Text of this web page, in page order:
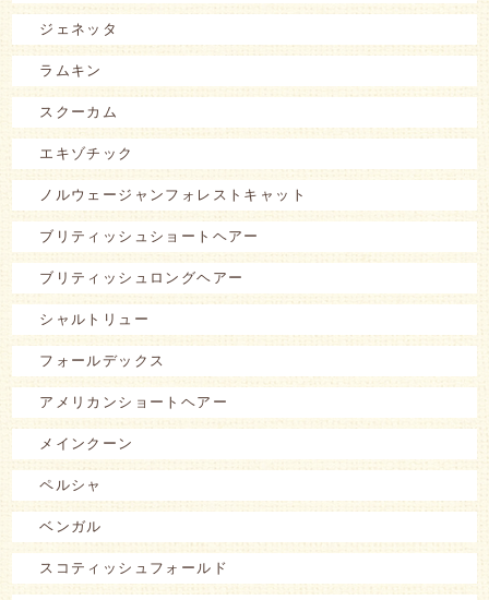
ジェネッタ
ラムキン
スクーカム
エキゾチック
ノルウェージャンフォレストキャット
ブリティッシュショートヘアー
ブリティッシュロングヘアー
シャルトリュー
フォールデックス
アメリカンショートヘアー
メインクーン
ペルシャ
ベンガル
スコティッシュフォールド